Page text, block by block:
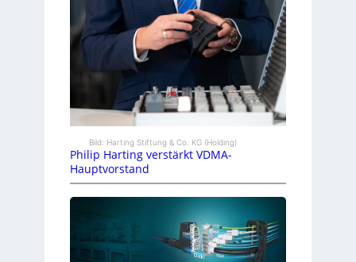
Bild: Harting Stiftung & Co. KG (Holding)
Philip Harting verstärkt VDMA-
Hauptvorstand